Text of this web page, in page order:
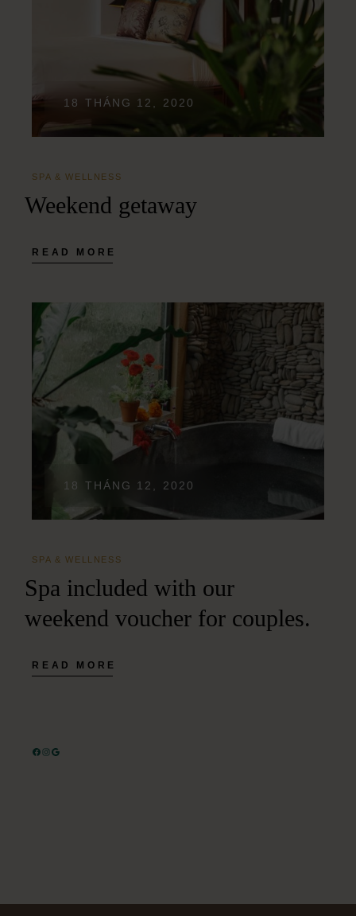
18 THÁNG 12, 2020
SPA & WELLNESS
Weekend getaway
READ MORE
18 THÁNG 12, 2020
SPA & WELLNESS
Spa included with our
weekend voucher for couples.
READ MORE